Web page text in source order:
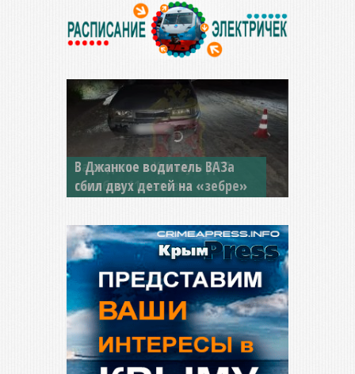
В Джанкое водитель ВАЗа
сбил двух детей на «зебре»